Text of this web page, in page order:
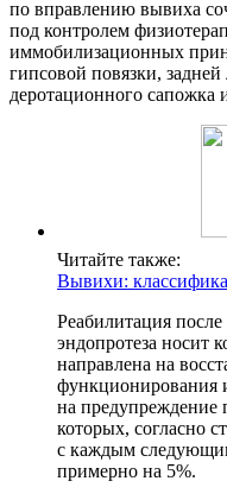
по вправлению вывиха
под контролем
иммобилизационных
гипсовой повязки,
деротационного сапожка
Читайте также:
Вывихи:
Реабилитация
эндопротеза носит
направлена на
функционирования
на предупреждение
которых, согласно
с каждым
примерно на 5%.